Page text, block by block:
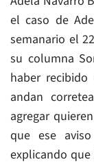
el caso de
semanario el
su columna
haber recibido
andan
agregar
que ese
explicando